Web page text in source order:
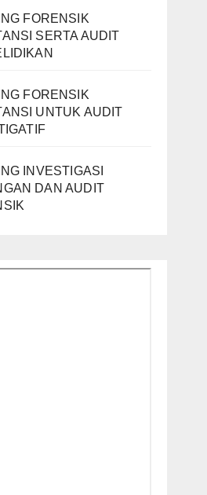
FORENSIK
SERTA AUDIT
FORENSIK
UNTUK AUDIT
INVESTIGASI
DAN AUDIT